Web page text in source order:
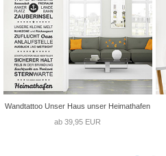
Wandtattoo Unser Haus unser Heimathafen
ab 39,95 EUR